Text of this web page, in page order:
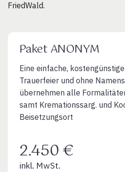
FriedWald.
Paket ANONYM
Eine einfache,
Trauerfeier und ohne
übernehmen alle
samt Kremationssarg. und
Beisetzungsort
2.450 €
inkl. MwSt.